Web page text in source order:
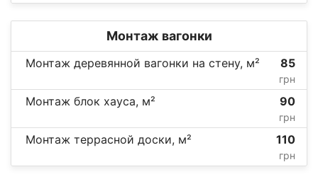
Монтаж вагонки
Монтаж деревянной вагонки на стену, м² 85
грн
Монтаж блок хауса, м² 90
грн
Монтаж террасной доски, м² 110
грн